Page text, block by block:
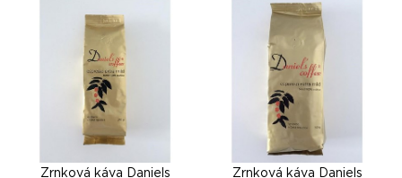
Zrnková káva Daniels
Zrnková káva Daniels